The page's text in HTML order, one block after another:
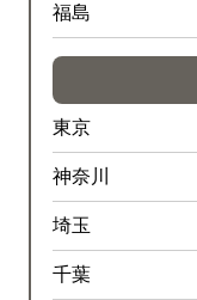
福島
東京
神奈川
埼玉
千葉